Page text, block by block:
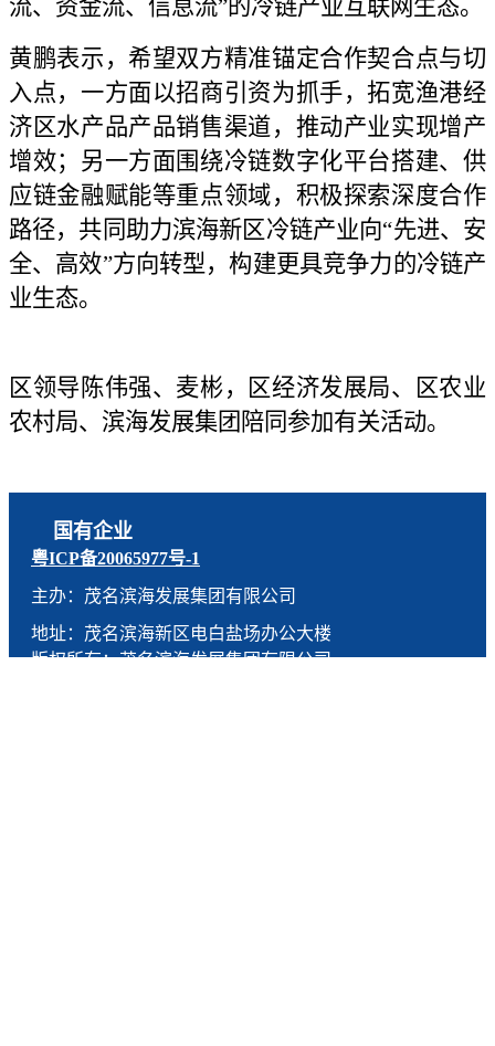
流、资金流、信息流”的冷链产业互联网生态。
黄鹏表示，希望双方精准锚定合作契合点与切
入点，一方面以招商引资为抓手，拓宽渔港经
济区水产品产品销售渠道，推动产业实现增产
增效；另一方面围绕冷链数字化平台搭建、供
应链金融赋能等重点领域，积极探索深度合作
路径，共同助力滨海新区冷链产业向“先进、安
全、高效”方向转型，构建更具竞争力的冷链产
业生态。
区领导陈伟强、麦彬，区经济发展局、区农业
农村局、滨海发展集团陪同参加有关活动。
国有企业
粤ICP备20065977号-1
主办：茂名滨海发展集团有限公司
地址：茂名滨海新区电白盐场办公大楼
版权所有：茂名滨海发展集团有限公司